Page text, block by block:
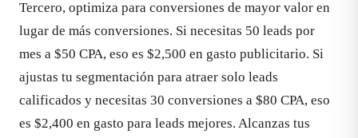
Tercero, optimiza para conversiones de mayor valor en
lugar de más conversiones. Si necesitas 50 leads por
mes a $50 CPA, eso es $2,500 en gasto publicitario. Si
ajustas tu segmentación para atraer solo leads
calificados y necesitas 30 conversiones a $80 CPA, eso
es $2,400 en gasto para leads mejores. Alcanzas tus